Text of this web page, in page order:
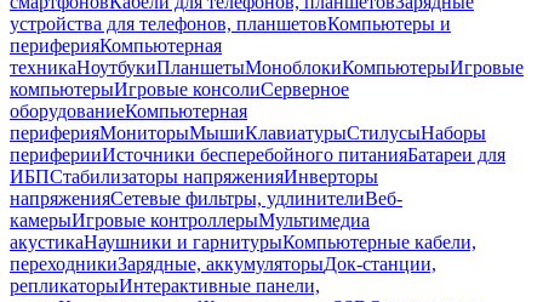
устройства для телефонов, планшетовКомпьютеры и
периферияКомпьютерная
техникаНоутбукиПланшетыМоноблокиКомпьютерыИгровые
компьютерыИгровые консолиСерверное
оборудованиеКомпьютерная
периферияМониторыМышиКлавиатурыСтилусыНаборы
периферииИсточники бесперебойного питанияБатареи для
ИБПСтабилизаторы напряженияИнверторы
напряженияСетевые фильтры, удлинителиВеб-
камерыИгровые контроллерыМультимедиа
акустикаНаушники и гарнитурыКомпьютерные кабели,
переходникиЗарядные, аккумуляторыДок-станции,
репликаторыИнтерактивные панели,